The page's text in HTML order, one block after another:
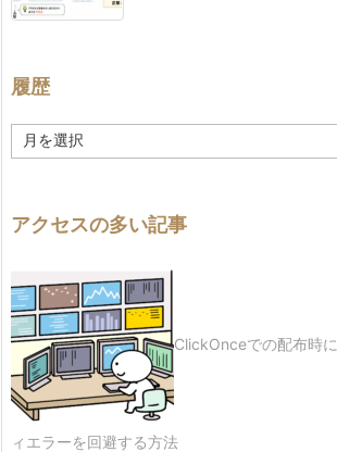
履歴
歴
アクセスの多い記事
ClickOnceでの配布時
ィエラーを回避する方法